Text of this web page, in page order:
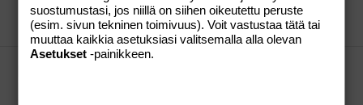
Jekkupatteri
Viesti #537 16.02.2007 Osio:Vauvat
ja taaperot
Perheitä, joissa useampi auto?
suostumustasi, jos niillä on siihen oikeutettu peruste
(esim. sivun tekninen toimivuus). Voit vastustaa tätä tai
muuttaa kaikkia asetuksiasi valitsemalla alla olevan
Asetukset -painikkeen.